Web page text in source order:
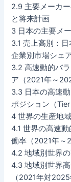
2.9 主要メーカ
と将来計画
3 日本の主要メ
3.1 売上高別：
企業別市場シェ
3.2 高速動的バ
ア（2021年～
3.3 日本の高速
ポジション（Tier
4 世界の生産地域
4.1 世界の高速
働率（2021年～
4.2 地域別世界
4.3 地域別世界
（2021年対